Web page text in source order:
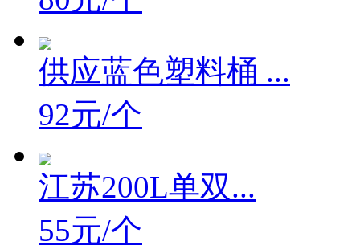
80元/个
供应蓝色塑料桶 ...
92元/个
江苏200L单双...